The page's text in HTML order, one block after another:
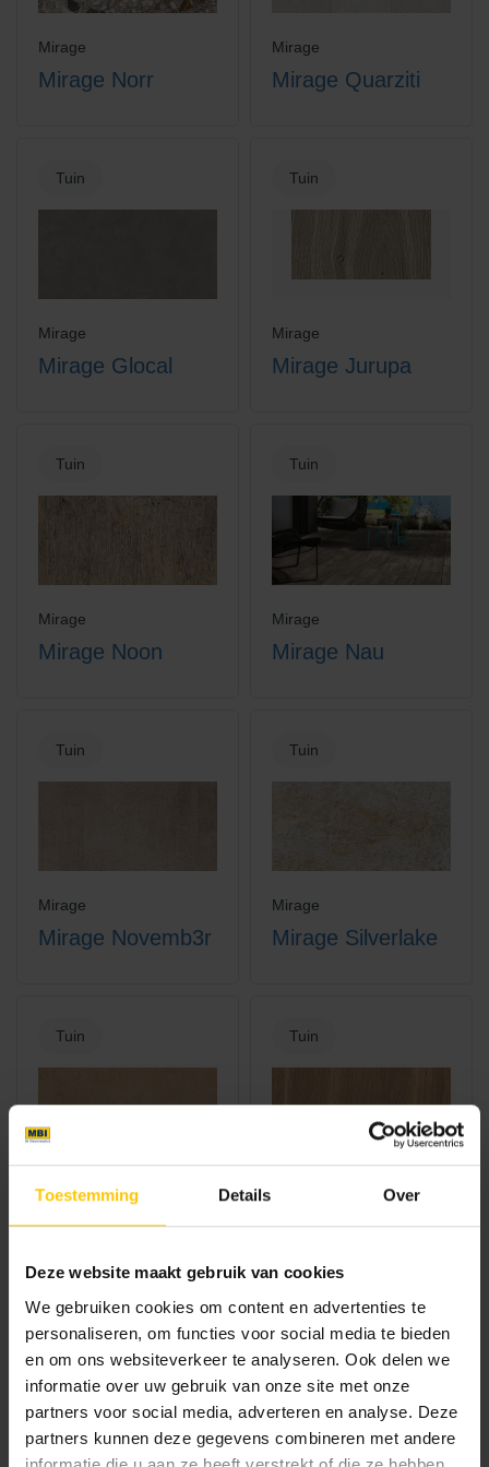
Toestemming Details Over
Deze website maakt gebruik van cookies
We gebruiken cookies om content en advertenties te
personaliseren, om functies voor social media te bieden
en om ons websiteverkeer te analyseren. Ook delen we
informatie over uw gebruik van onze site met onze
partners voor social media, adverteren en analyse. Deze
partners kunnen deze gegevens combineren met andere
Mirage
Mirage Norr
Mirage
Mirage Quarziti
Tuin
Mirage
Mirage Glocal
Tuin
Mirage
Mirage Jurupa
Tuin
Mirage
Mirage Noon
Tuin
Mirage
Mirage Nau
Tuin
Mirage
Mirage Novemb3r
Tuin
Mirage
Mirage Silverlake
Tuin
Mirage
Mirage Twenty
Tuin
Mirage Kao
Tuin